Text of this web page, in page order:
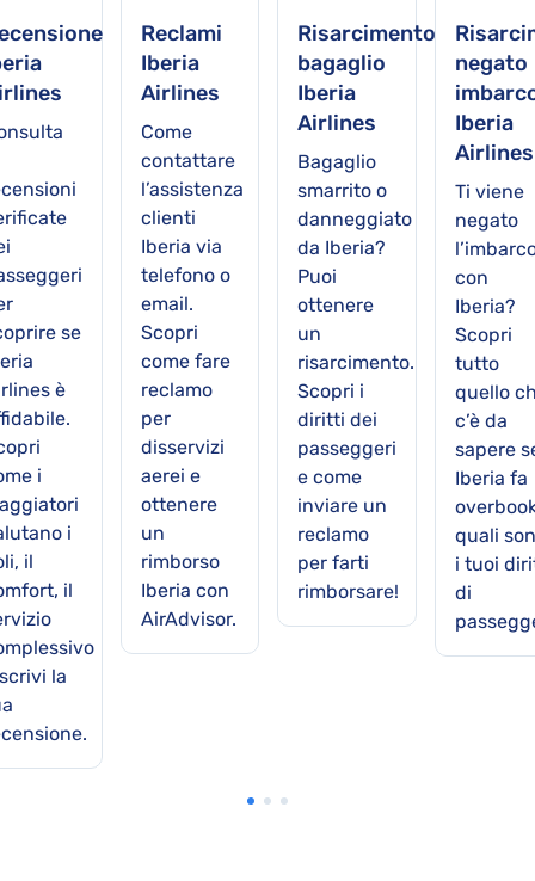
se
è
i
i
il
il
la
Reclami
Iberia
Airlines
Come
contattare
l’assistenza
clienti
Iberia via
telefono o
email.
Scopri
come fare
reclamo
per
disservizi
aerei e
ottenere
un
rimborso
Iberia con
AirAdvisor.
Risarcimento
bagaglio
Iberia
Airlines
Bagaglio
smarrito o
danneggiato
da Iberia?
Puoi
ottenere
un
risarcimento.
Scopri i
diritti dei
passeggeri
e come
inviare un
reclamo
per farti
rimborsare!
negato
Iberia
Airlines
Ti viene
negato
con
Iberia?
Scopri
tutto
quello
c’è da
sapere
Iberia fa
quali
i tuoi
di